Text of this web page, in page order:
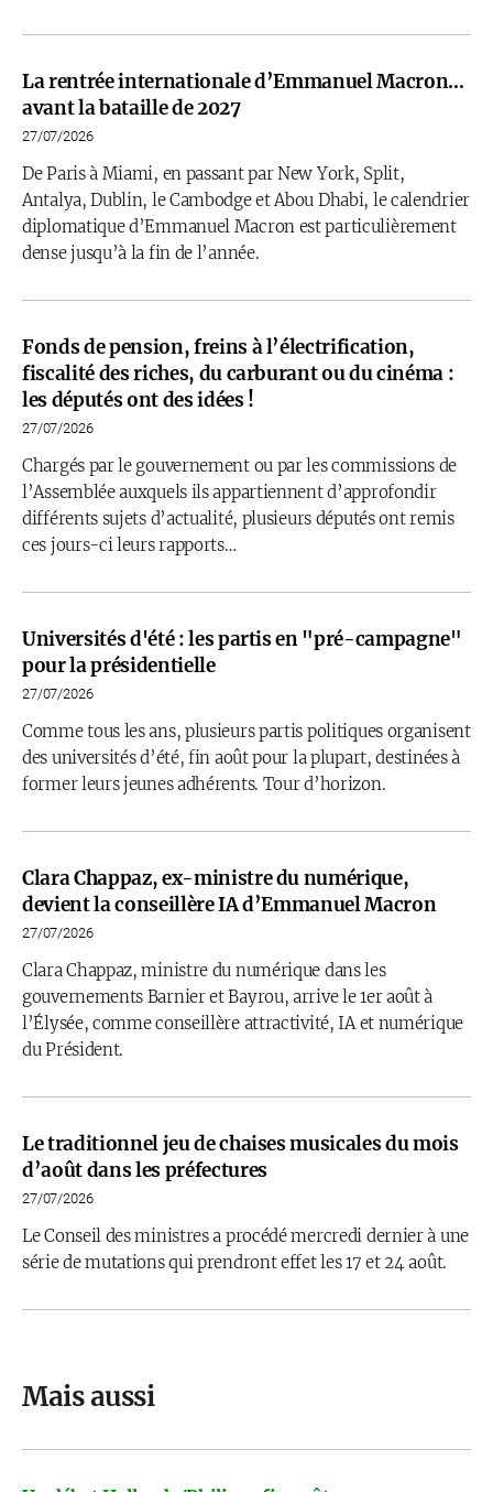
La rentrée internationale d’Emmanuel Macron…
avant la bataille de 2027
27/07/2026
De Paris à Miami, en passant par New York, Split,
Antalya, Dublin, le Cambodge et Abou Dhabi, le calendrier
diplomatique d’Emmanuel Macron est particulièrement
dense jusqu’à la fin de l’année.
Fonds de pension, freins à l’électrification,
fiscalité des riches, du carburant ou du cinéma :
les députés ont des idées !
27/07/2026
Chargés par le gouvernement ou par les commissions de
l’Assemblée auxquels ils appartiennent d’approfondir
différents sujets d’actualité, plusieurs députés ont remis
ces jours-ci leurs rapports…
Universités d'été : les partis en "pré-campagne"
pour la présidentielle
27/07/2026
Comme tous les ans, plusieurs partis politiques organisent
des universités d’été, fin août pour la plupart, destinées à
former leurs jeunes adhérents. Tour d’horizon.
Clara Chappaz, ex-ministre du numérique,
devient la conseillère IA d’Emmanuel Macron
27/07/2026
Clara Chappaz, ministre du numérique dans les
gouvernements Barnier et Bayrou, arrive le 1er août à
l’Élysée, comme conseillère attractivité, IA et numérique
du Président.
Le traditionnel jeu de chaises musicales du mois
d’août dans les préfectures
27/07/2026
Le Conseil des ministres a procédé mercredi dernier à une
série de mutations qui prendront effet les 17 et 24 août.
Mais aussi